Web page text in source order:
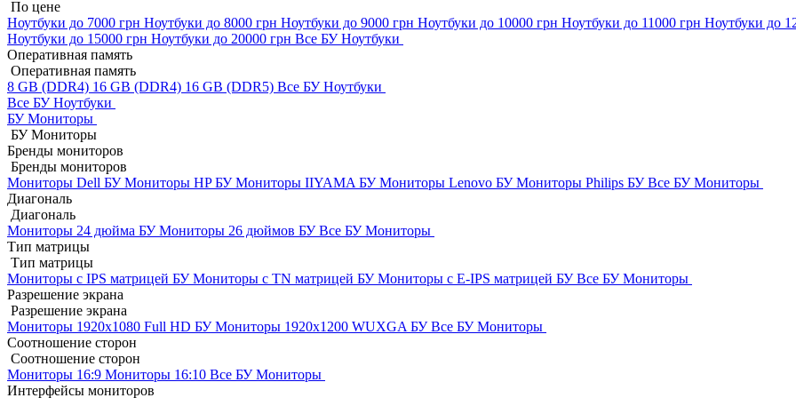
По цене
Ноутбуки до 7000 грн Ноутбуки до 8000 грн Ноутбуки до 9000 грн Ноутбуки до 10000 грн Ноутбуки до 11000 грн Ноутбуки до
Ноутбуки до 15000 грн Ноутбуки до 20000 грн Все БУ Ноутбуки
Оперативная память
Оперативная память
8 GB (DDR4) 16 GB (DDR4) 16 GB (DDR5) Все БУ Ноутбуки
Все БУ Ноутбуки
БУ Мониторы
БУ Мониторы
Бренды мониторов
Бренды мониторов
Мониторы Dell БУМониторы HP БУМониторы IIYAMA БУМониторы Lenovo БУМониторы Philips БУВсе БУ Мониторы
Диагональ
Диагональ
Мониторы 24 дюйма БУМониторы 26 дюймов БУВсе БУ Мониторы
Тип матрицы
Тип матрицы
Мониторы с IPS матрицей БУМониторы с TN матрицей БУМониторы с E-IPS матрицей БУВсе БУ Мониторы
Разрешение экрана
Разрешение экрана
Мониторы 1920x1080 Full HD БУМониторы 1920x1200 WUXGA БУВсе БУ Мониторы
Соотношение сторон
Соотношение сторон
Мониторы 16:9 Мониторы 16:10 Все БУ Мониторы
Интерфейсы мониторов